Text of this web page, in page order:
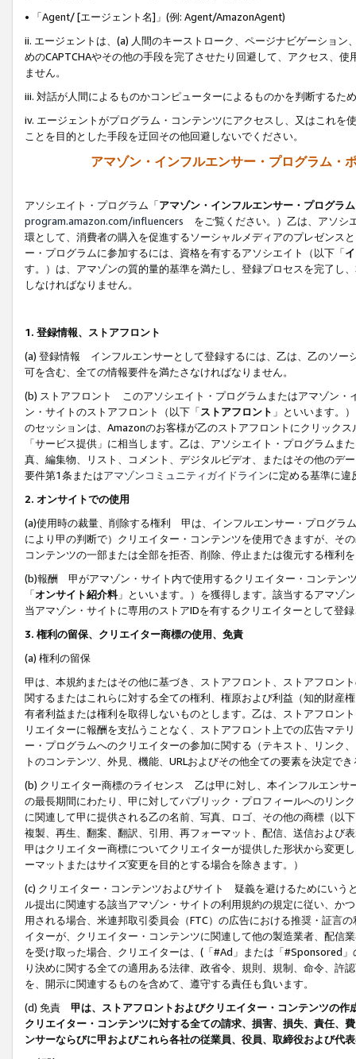
• 「Agent/ [エージェント名]」(例: Agent/AmazonAgent)
ii. エージェントは、(a) 人間のキーストローク、ページナビゲーショ
めのCAPTCHAやその他の手段を完了させたり回避して、アクセス、
ません。
iii. 対話が人間によるものかコンピューターによるものかを判断するた
iv. エージェントがプログラム・コンテンツにアクセスし、又はこれ
ことを目的とした手段を迂回その他回避しないでください。
アマゾン・インフルエンサー・プログラム・
アソシエイト・プログラム「アマゾン・インフルエンサー・プログラム
program.amazon.com/influencers をご覧ください。）乙は、アソシ
環として、消費者の購入を促進するソーシャルメディアのプレゼンス
ー・プログラムに参加するには、資格を有するアソシエイト（以下「
す。）は、アマゾンの質的量的基準を満たし、登録プロセスを完了し、
しなければなりません。
1. 登録情報、ストアフロント
(a) 登録情報 インフルエンサーとして登録するには、乙は、乙のソー
可を含む、全ての情報要件を満たさなければなりません。
(b) ストアフロント このアソシエイト・プログラムまたはアマゾン・
ン・サイトのストアフロント（以下「ストアフロント 」といいます。
のセッションは、Amazonのお客様が乙のストアフロントにクリック
「サービス提供」に相当します。乙は、アソシエイト・プログラム
真、編集物、リスト、コメント、デジタルビデオ、またはその他のデ
要件第1条またはアマゾンコミュニティガイドラインに定める基準に違
2. オンサイトでの使用
(a)使用時の裁量、削除する権利 甲は、インフルエンサー・プログラ
により甲の判断で）クリエイター・コンテンツを使用できますが、そ
コンテンツの一部または全部を拒否、削除、停止または復元する権利
(b)報酬 甲がアマゾン・サイト内で使用するクリエイター・コンテン
「オンサイト紹介料」といいます。）を獲得します。該当するアマゾ
当アマゾン・サイトに専用のストアIDを有するクリエイターとして登
3. 権利の留保、クリエイター商標の使用、免責
(a) 権利の留保
甲は、本規約またはその他に基づき、ストアフロント、ストアフロン
関するまたはこれらに対する全ての権利、権原および利益（知的財産
有者利益または権利を取得しないものとします。乙は、ストアフロン
リエイターに報酬を支払うことなく、ストアフロント上での広告マテ
ー・プログラムへのクリエイターの参加に関する（テキスト、リンク
トのコンテンツ、外見、機能、URLおよびその他全ての要素を決定で
(b) クリエイター商標のライセンス 乙は甲に対し、本インフルエンサ
の最長期間にわたり、甲に対してパブリック・プロフィールへのリン
に関連して甲に提供される乙の名前、写真、ロゴ、その他の商標（以
複製、再生、翻案、翻訳、引用、再フォーマット、配信、送信および
甲はクリエイター商標についてクリエイターが提供した形状から変更
ーマットまたはサイズ変更を目的とする場合を除きます。）
(c) クリエイター・コンテンツおよびサイト 疑義を避けるためにいう
ル提出に関連する該当アマゾン・サイトの利用規約の規定に従い、か
用される場合、米連邦取引委員会（FTC）の広告における推奨・証言
イターが、クリエイター・コンテンツに関連して他の製造業者、配信
を受け取った場合、クリエイターは、(「#Ad」または「#Sponsored
り決めに関する全ての適用ある法律、政省令、規則、規制、命令、許
を、開示に関連するものを含めて、遵守する責任も負います。
(d) 免責 甲は、ストアフロントおよびクリエイター・コンテンツの
クリエイター・コンテンツに対する全ての請求、損害、損失、責任、
ンサーならびに甲およびこれら各社の従業員、役員、取締役および代